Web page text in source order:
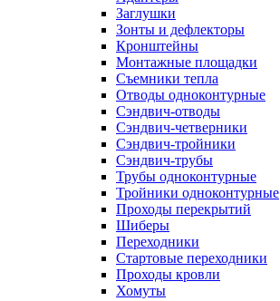
Заглушки
Зонты и дефлекторы
Кронштейны
Монтажные площадки
Съемники тепла
Отводы одноконтурные
Сэндвич-отводы
Сэндвич-четверники
Сэндвич-тройники
Сэндвич-трубы
Трубы одноконтурные
Тройники одноконтурные
Проходы перекрытий
Шиберы
Переходники
Стартовые переходники
Проходы кровли
Хомуты